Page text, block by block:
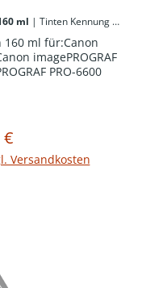
ml |
160 ml für:Canon
imagePROGRAF
PRO-6600
Preis:
€
Versandkosten